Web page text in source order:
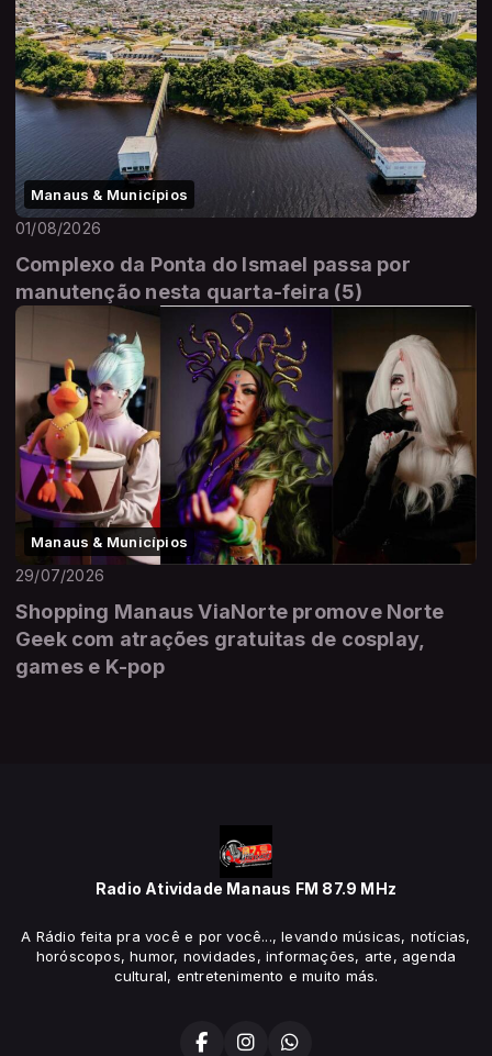
Manaus & Municípios
01/08/2026
Complexo da Ponta do Ismael passa por
manutenção nesta quarta-feira (5)
Manaus & Municípios
29/07/2026
Shopping Manaus ViaNorte promove Norte
Geek com atrações gratuitas de cosplay,
games e K-pop
Radio Atividade Manaus FM 87.9 MHz
A Rádio feita pra você e por você..., levando músicas, notícias,
horóscopos, humor, novidades, informações, arte, agenda
cultural, entretenimento e muito más.